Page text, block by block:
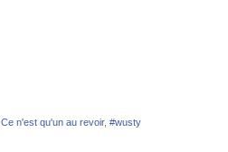
Ce n'est qu'un au revoir #wusty